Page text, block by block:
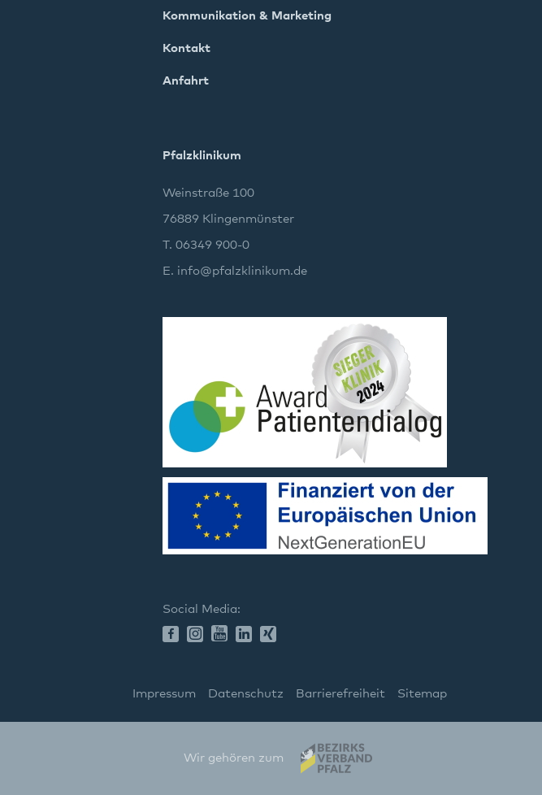
Kommunikation & Marketing
Kontakt
Anfahrt
Pfalzklinikum
Weinstraße 100
76889 Klingenmünster
T. 06349 900-0
E. info@pfalzklinikum.de
Social Media:
Impressum Datenschutz Barrierefreiheit Sitemap
Wir gehören zum